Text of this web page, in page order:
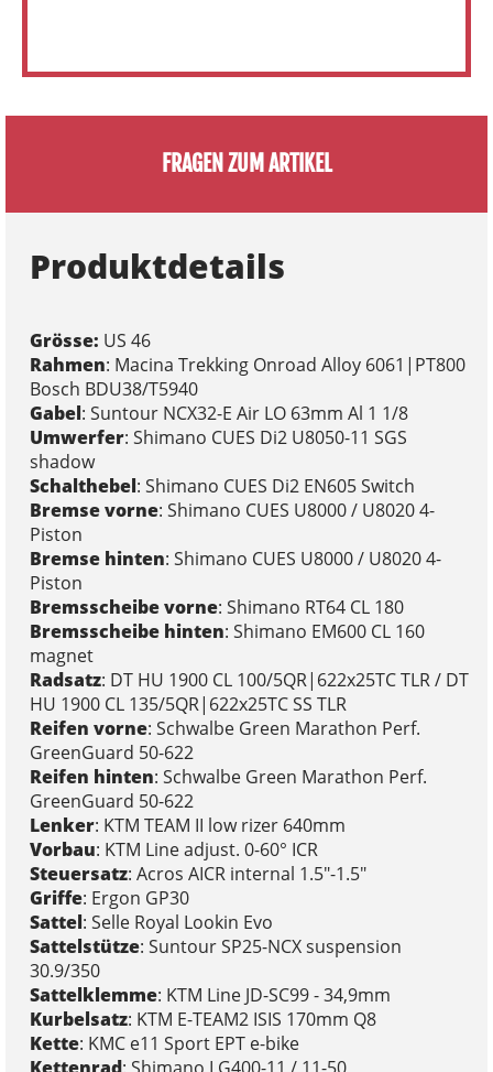
FRAGEN ZUM ARTIKEL
Produktdetails
Grösse: US 46
Rahmen: Macina Trekking Onroad Alloy 6061|PT800
Bosch BDU38/T5940
Gabel: Suntour NCX32-E Air LO 63mm Al 1 1/8
Umwerfer: Shimano CUES Di2 U8050-11 SGS
shadow
Schalthebel: Shimano CUES Di2 EN605 Switch
Bremse vorne: Shimano CUES U8000 / U8020 4-
Piston
Bremse hinten: Shimano CUES U8000 / U8020 4-
Piston
Bremsscheibe vorne: Shimano RT64 CL 180
Bremsscheibe hinten: Shimano EM600 CL 160
magnet
Radsatz: DT HU 1900 CL 100/5QR|622x25TC TLR / DT
HU 1900 CL 135/5QR|622x25TC SS TLR
Reifen vorne: Schwalbe Green Marathon Perf.
GreenGuard 50-622
Reifen hinten: Schwalbe Green Marathon Perf.
GreenGuard 50-622
Lenker: KTM TEAM II low rizer 640mm
Vorbau: KTM Line adjust. 0-60° ICR
Steuersatz: Acros AICR internal 1.5"-1.5"
Griffe: Ergon GP30
Sattel: Selle Royal Lookin Evo
Sattelstütze: Suntour SP25-NCX suspension
30.9/350
Sattelklemme: KTM Line JD-SC99 - 34,9mm
Kurbelsatz: KTM E-TEAM2 ISIS 170mm Q8
Kette: KMC e11 Sport EPT e-bike